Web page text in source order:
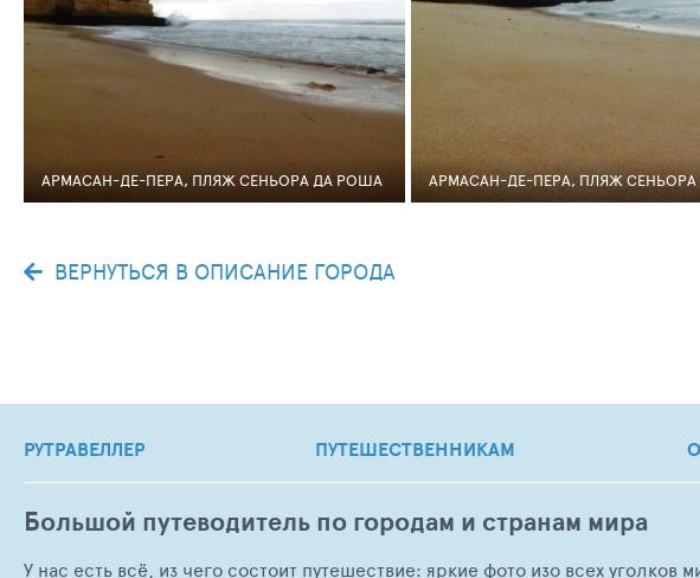
АРМАСАН-ДЕ-ПЕРА, ПЛЯЖ СЕНЬОРА ДА РОША АРМАСАН-ДЕ-ПЕРА, ПЛЯЖ
ВЕРНУТЬСЯ В ОПИСАНИЕ ГОРОДА
РУТРАВЕЛЛЕР ПУТЕШЕСТВЕННИКАМ
Большой путеводитель по городам и странам мира
У нас есть всё, из чего состоит путешествие: яркие фото изо всех